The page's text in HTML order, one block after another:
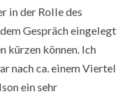
in der Rolle des
Gespräch eingelegt
kürzen können. Ich
nach ca. einem Viertel
ein sehr